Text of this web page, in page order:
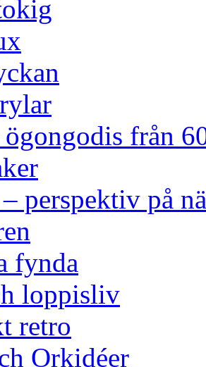
ögongodis från
perspektiv på
fynda
loppisliv
retro
Orkidéer